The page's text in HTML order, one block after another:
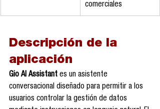
comerciales
Descripción de la
aplicación
Gio AI Assistant es un asistente
conversacional diseñado para permitir a los
usuarios controlar la gestión de datos